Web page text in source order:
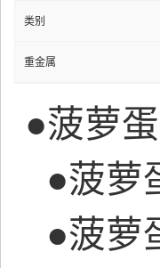
类别
重金属
●菠萝
●菠萝
●菠萝